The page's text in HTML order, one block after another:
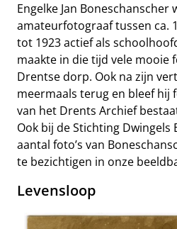
Engelke Jan Boneschanscher
amateurfotograaf tussen ca.
tot 1923 actief als
maakte in die tijd vele mooie
Drentse dorp. Ook na zijn
meermaals terug en bleef hij
van het Drents Archief
Ook bij de Stichting Dwingels
aantal foto’s van
te bezichtigen in onze
Levensloop